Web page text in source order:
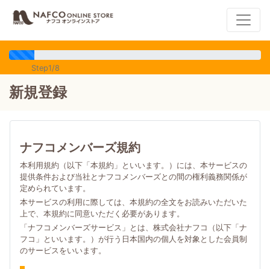
Step1/8
新規登録
ナフコメンバーズ規約
本利用規約（以下「本規約」といいます。）には、本サービスの
提供条件および当社とナフコメンバーズとの間の権利義務関係が
定められています。
本サービスの利用に際しては、本規約の全文をお読みいただいた
上で、本規約に同意いただく必要があります。
「ナフコメンバーズサービス」とは、株式会社ナフコ（以下「ナ
フコ」といいます。）が行う日本国内の個人を対象とした会員制
のサービスをいいます。